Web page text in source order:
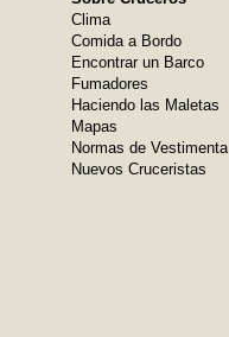
Clima
Comida a Bordo
Encontrar un Barco
Fumadores
Haciendo las Maletas
Mapas
Normas de Vestimenta
Nuevos Cruceristas